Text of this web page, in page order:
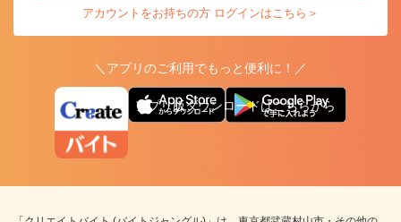
アカウントをお持ちの方 ログインはこちら＞
＼アプリのご利用でもっと便利に！／
アプリ版ダウンロードはこちらから